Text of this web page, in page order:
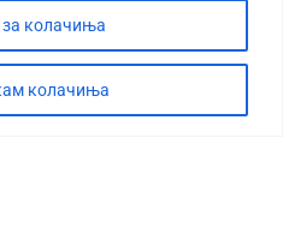
колачиња
колачиња